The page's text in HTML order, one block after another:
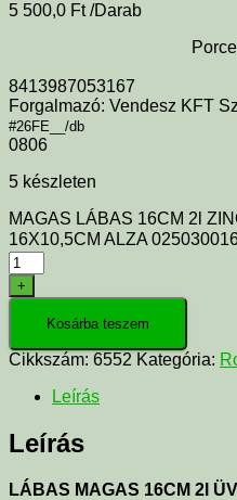
5 500,0 Ft /Darab
8413987053167
Forgalmazó: Vendesz KFT
#26FE__/db
0806
5 készleten
MAGAS LÁBAS 16CM 2l
16X10,5CM ALZA
+
Kosárba teszem
Cikkszám: 6552 Kategória:
Leírás
Leírás
LÁBAS MAGAS 16CM 2l